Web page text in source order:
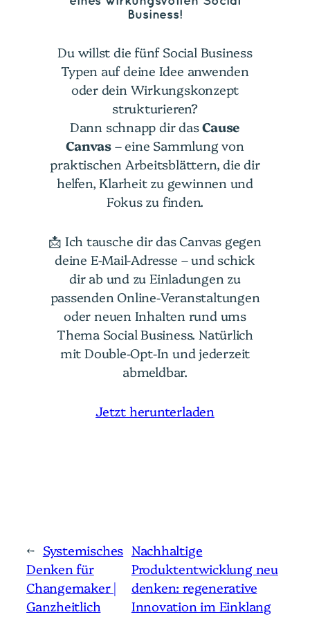
Business!
Du willst die fünf Social Business
Typen auf deine Idee anwenden
oder dein Wirkungskonzept
strukturieren?
Dann schnapp dir dasCause
Canvas– eine Sammlung von
praktischen Arbeitsblättern, die dir
helfen, Klarheit zu gewinnen und
Fokus zu finden.
📩 Ich tausche dir das Canvas gegen
deine E-Mail-Adresse – und schick
dir ab und zu Einladungen zu
passenden Online-Veranstaltungen
oder neuen Inhalten rund ums
Thema Social Business. Natürlich
mit Double-Opt-In und jederzeit
abmeldbar.
Jetzt herunterladen
← Systemisches
Denken für
Changemaker |
Ganzheitlich
Nachhaltige
Produktentwicklung neu
denken: regenerative
Innovation im Einklang